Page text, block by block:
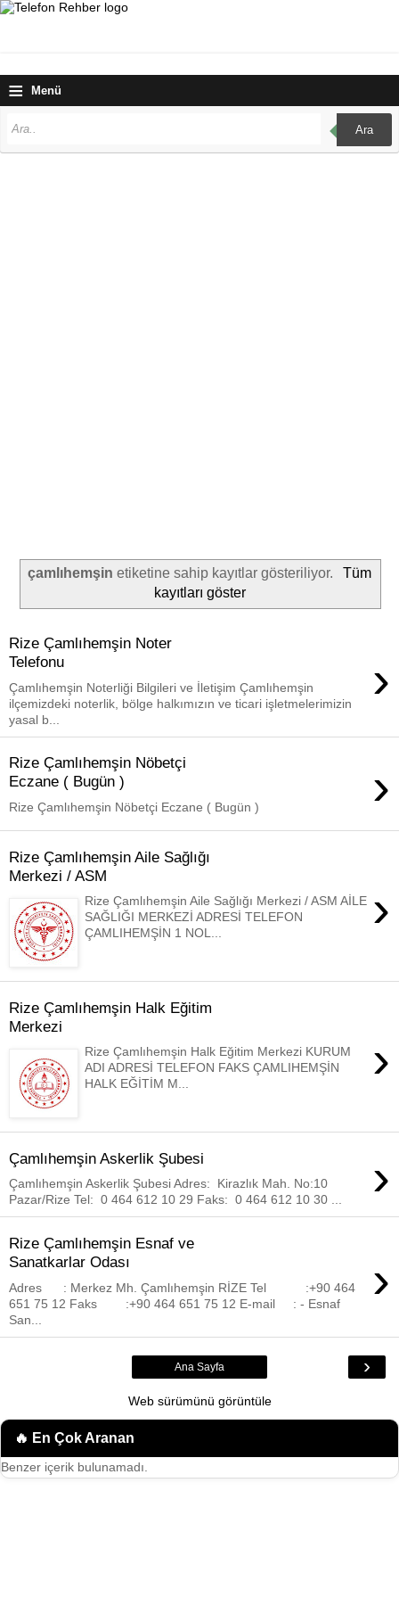
≡ Menü
Ara
çamlıhemşin etiketine sahip kayıtlar gösteriliyor.
Tüm
kayıtları göster
Rize Çamlıhemşin Noter
Telefonu
›
Çamlıhemşin Noterliği Bilgileri ve İletişim Çamlıhemşin
ilçemizdeki noterlik, bölge halkımızın ve ticari işletmelerimizin
yasal b...
Rize Çamlıhemşin Nöbetçi
Eczane ( Bugün )
›
Rize Çamlıhemşin Nöbetçi Eczane ( Bugün )
Rize Çamlıhemşin Aile Sağlığı
Merkezi / ASM
›
Rize Çamlıhemşin Aile Sağlığı Merkezi / ASM AİLE
SAĞLIĞI MERKEZİ ADRESİ TELEFON
ÇAMLIHEMŞİN 1 NOL...
Rize Çamlıhemşin Halk Eğitim
Merkezi
›
Rize Çamlıhemşin Halk Eğitim Merkezi KURUM
ADI ADRESİ TELEFON FAKS ÇAMLIHEMŞİN
HALK EĞİTİM M...
Çamlıhemşin Askerlik Şubesi ›
Çamlıhemşin Askerlik Şubesi Adres: Kirazlık Mah. No:10
Pazar/Rize Tel: 0 464 612 10 29 Faks: 0 464 612 10 30 ...
Rize Çamlıhemşin Esnaf ve
Sanatkarlar Odası
›
Adres : Merkez Mh. Çamlıhemşin RİZE Tel :+90 464
651 75 12 Faks :+90 464 651 75 12 E-mail : - Esnaf
San...
›
Ana Sayfa
Web sürümünü görüntüle
🔥 En Çok Aranan
Benzer içerik bulunamadı.